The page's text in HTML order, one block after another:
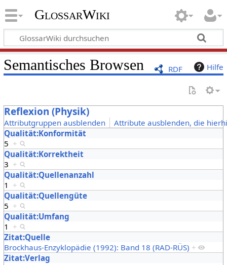
GlossarWiki
RDF Hilfe
Semantisches Browsen
Reflexion (Physik)
Attributgruppen ausblenden
Attribute ausblenden, die
Qualität:Konformität
5 +
Qualität:Korrektheit
3 +
Qualität:Quellenanzahl
1 +
Qualität:Quellengüte
5 +
Qualität:Umfang
1 +
Zitat:Quelle
Brockhaus-Enzyklopädie (1992): Band 18 (RAD-RÜS) +
Zitat:Verlag